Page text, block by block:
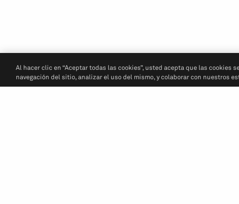
Al hacer clic en “Aceptar todas las cookies”, usted acepta que las cookies
navegación del sitio, analizar el uso del mismo, y colaborar con nuestros